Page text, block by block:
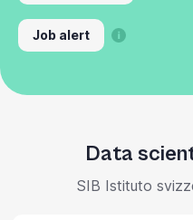
Job alert
Data
SIB Istituto